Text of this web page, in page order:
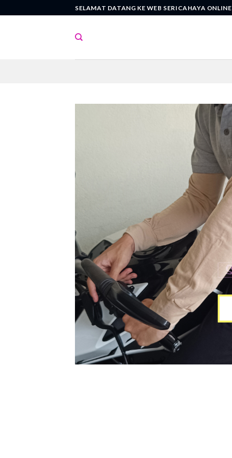
to
SELAMAT DATANG KE WEB SERICAHAYA ONLINE